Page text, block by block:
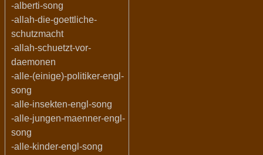
-alberti-song
-allah-die-goettliche-
schutzmacht
-allah-schuetzt-vor-
daemonen
-alle-(einige)-politiker-engl-
song
-alle-insekten-engl-song
-alle-jungen-maenner-engl-
song
-alle-kinder-engl-song